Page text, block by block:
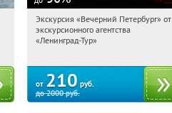
05:40:56 Купили: 15
Площадь Восстания
Экскурсия «Вечерний Петербург» от
экскурсионного агентства
«Ленинград-Тур»
от 210 руб.
до2000руб.